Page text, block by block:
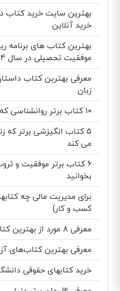
خرید آنلاین
بهترین کتاب های برنامه
موفقیت تحصیلی در سال 1404
معرفی بهترین کتاب
زبان
10 کتاب برتر روانشناسی که هر فردی باید بخواند
5 کتاب انگیزشی برتر که
می کند
بخوانید
برای مدیریت مالی چه
کسب و کار)
معرفی 8 مورد از بهترین کتابها برای عزت نفس
معرفی بهترین کتاب‌های
خرید کتابهای حقوقی